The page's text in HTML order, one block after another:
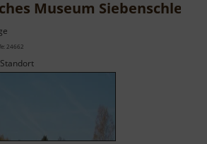
Museum
24662